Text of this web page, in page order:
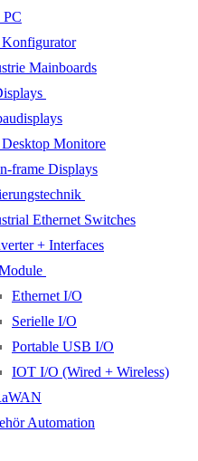
Mainboards
Monitore
frame Displays
Ethernet Switches
+ Interfaces
Ethernet I/O
Serielle I/O
Portable USB I/O
IOT I/O (Wired + Wireless)
Automation